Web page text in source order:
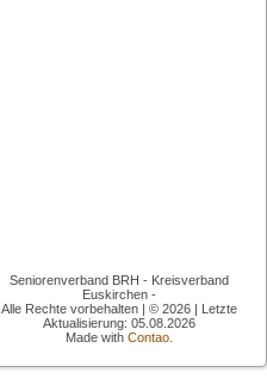
Seniorenverband BRH - Kreisverband
Euskirchen -
Alle Rechte vorbehalten | © 2026 | Letzte
Aktualisierung: 05.08.2026
Made with Contao.